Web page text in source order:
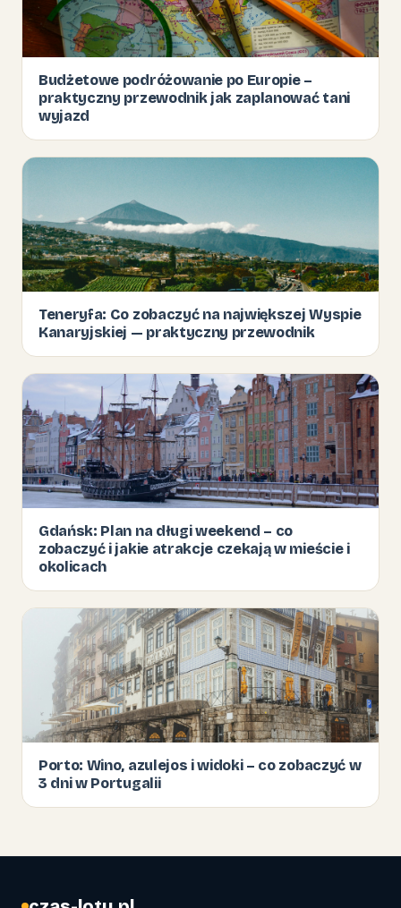
Budżetowe podróżowanie po Europie –
praktyczny przewodnik jak zaplanować tani
wyjazd
Teneryfa: Co zobaczyć na największej Wyspie
Kanaryjskiej — praktyczny przewodnik
Gdańsk: Plan na długi weekend – co
zobaczyć i jakie atrakcje czekają w mieście i
okolicach
Porto: Wino, azulejos i widoki – co zobaczyć w
3 dni w Portugalii